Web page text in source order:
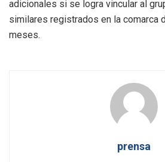
adicionales si se logra vincular al
similares registrados en la comarca
meses.
prensa